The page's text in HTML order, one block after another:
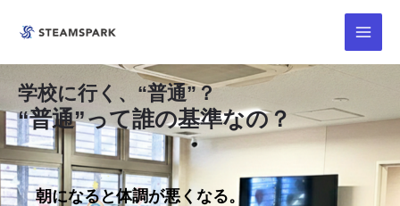
ッ
プ
Main
Menu
学校に行く、“普通”？
“普通”って誰の基準なの？
朝になると体調が悪くなる。